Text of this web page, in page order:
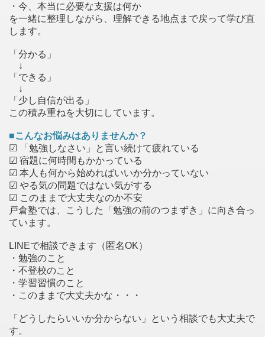
・今、本当に必要な支援は何か
を一緒に整理しながら、理解できる地点まで戻って学び直
します。
「分かる」
↓
「できる」
↓
「少し自信が出る」
この積み重ねを大切にしています。
■こんなお悩みはありませんか？
☑ 「勉強しなさい」と言い続けて疲れている
☑ 宿題に何時間もかかっている
☑ 本人も何から始めればいいか分かっていない
☑ やる気の問題ではない気がする
☑ このままで大丈夫なのか不安
戸倉塾では、こうした「勉強の前のつまずき」に向き合っ
ています。
LINEで相談できます（匿名OK）
・勉強のこと
・不登校のこと
・学習習慣のこと
・このままで大丈夫かな・・・
「どうしたらいいか分からない」という相談でも大丈夫で
す。